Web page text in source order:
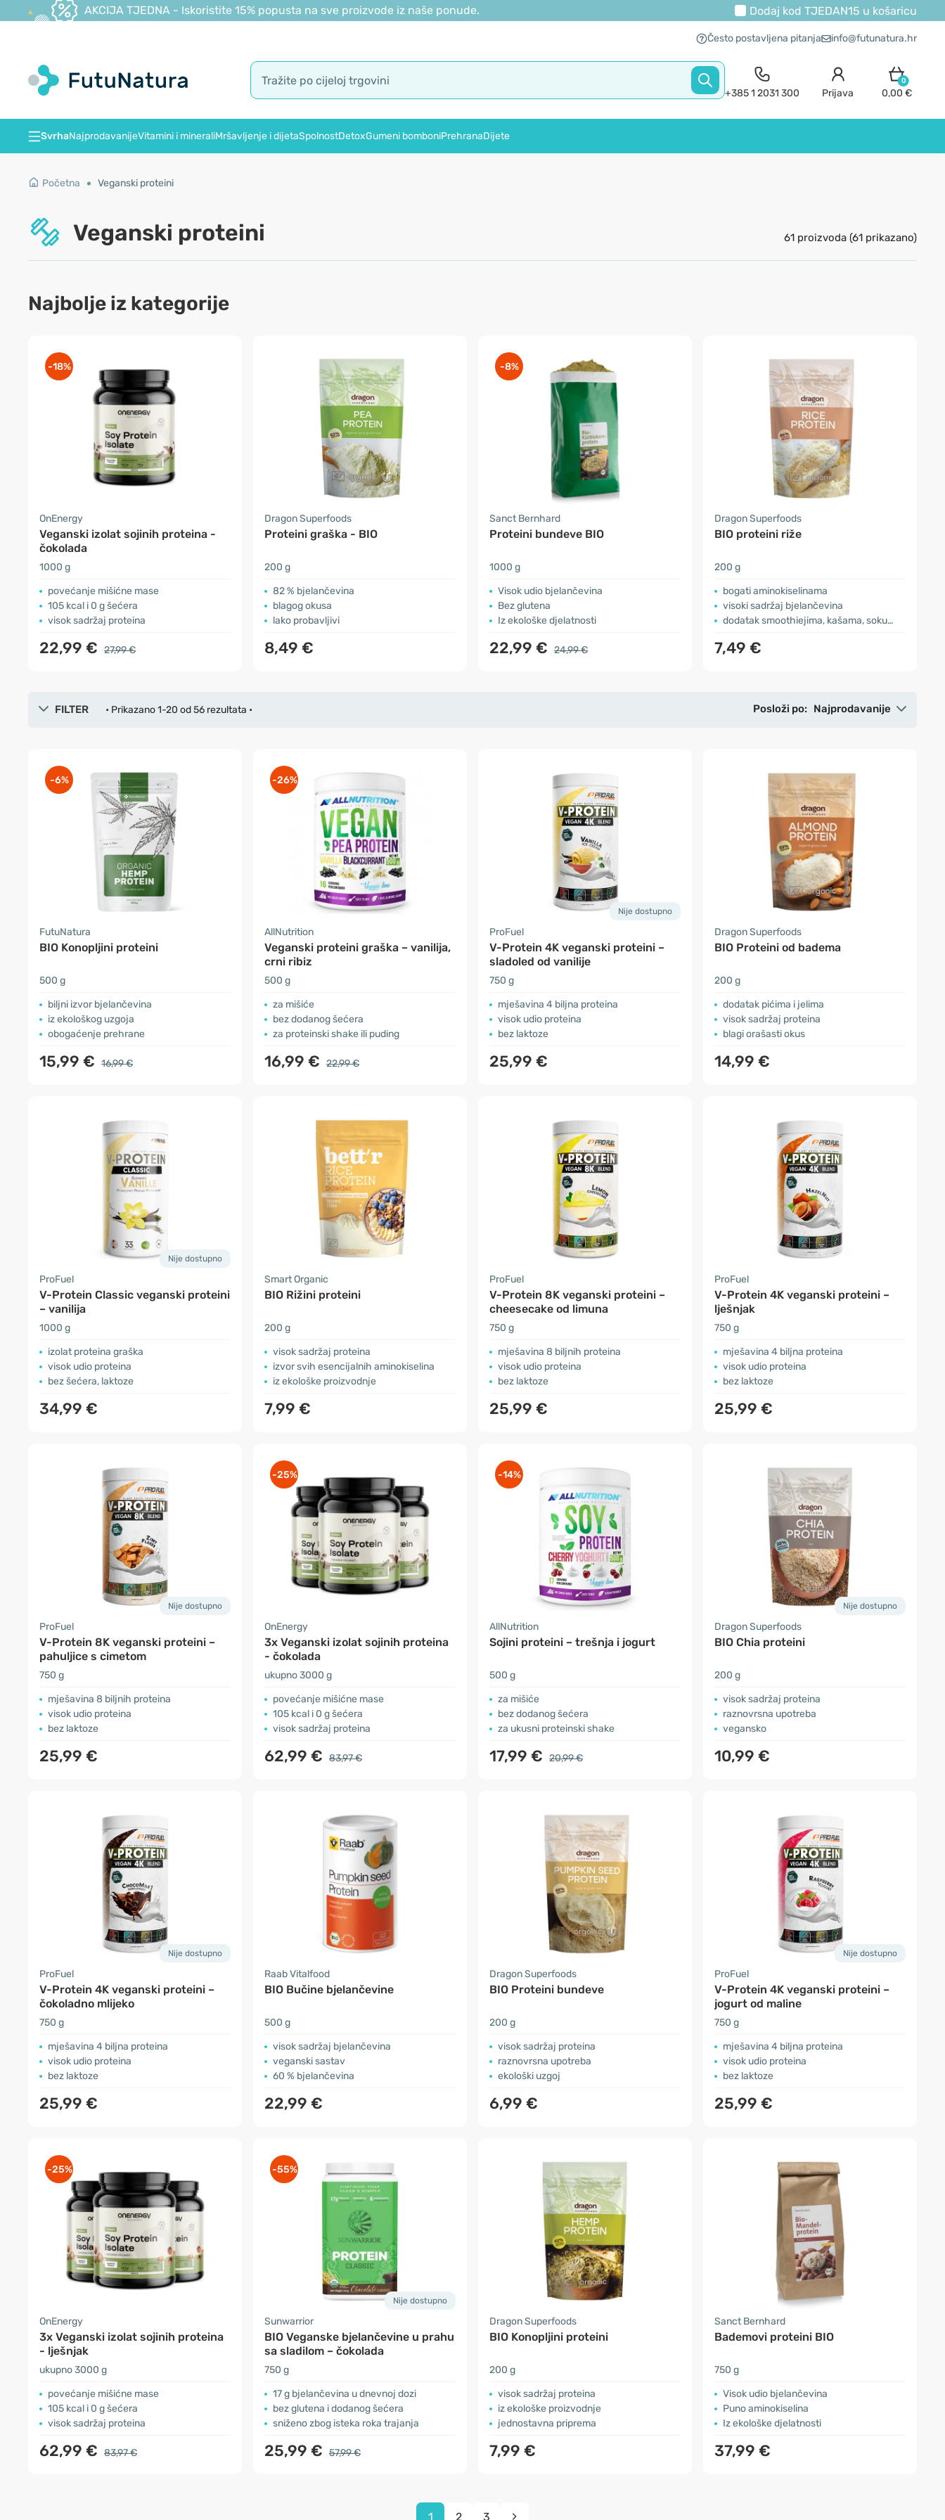
AKCIJA TJEDNA - Iskoristite 15% popusta na sve proizvode iz naše ponude. Dodaj kod TJEDAN15 u košaricu
Često postavljena pitanja info@futunatura.hr
+385 1 2031 300 Prijava
0
0,00 €
SvrhaNajprodavanijeVitamini i mineraliMršavljenje i dijetaSpolnostDetoxGumeni bomboniPrehranaDijete
Početna Veganski proteini
Veganski proteini 61 proizvoda (61 prikazano)
Najbolje iz kategorije
-18%
OnEnergy
Veganski izolat sojinih proteina -
čokolada
1000 g
povećanje mišićne mase
105 kcal i 0 g šećera
visok sadržaj proteina
22,99 € 27,99 €
Dragon Superfoods
Proteini graška - BIO
200 g
82 % bjelančevina
blagog okusa
lako probavljivi
8,49 €
-8%
Sanct Bernhard
Proteini bundeve BIO
1000 g
Visok udio bjelančevina
Bez glutena
Iz ekološke djelatnosti
22,99 € 24,99 €
Dragon Superfoods
BIO proteini riže
200 g
bogati aminokiselinama
visoki sadržaj bjelančevina
dodatak smoothiejima, kašama, soku…
7,49 €
FILTER • Prikazano 1-20 od 56 rezultata • Posloži po: Najprodavanije
-6%
FutuNatura
BIO Konopljini proteini
500 g
biljni izvor bjelančevina
iz ekološkog uzgoja
obogaćenje prehrane
15,99 € 16,99 €
-26%
AllNutrition
Veganski proteini graška – vanilija,
crni ribiz
500 g
za mišiće
bez dodanog šećera
za proteinski shake ili puding
16,99 € 22,99 €
Nije dostupno
ProFuel
V-Protein 4K veganski proteini –
sladoled od vanilije
750 g
mješavina 4 biljna proteina
visok udio proteina
bez laktoze
25,99 €
Dragon Superfoods
BIO Proteini od badema
200 g
dodatak pićima i jelima
visok sadržaj proteina
blagi orašasti okus
14,99 €
Nije dostupno
ProFuel
V-Protein Classic veganski proteini
– vanilija
1000 g
izolat proteina graška
visok udio proteina
bez šećera, laktoze
34,99 €
Smart Organic
BIO Rižini proteini
200 g
visok sadržaj proteina
izvor svih esencijalnih aminokiselina
iz ekološke proizvodnje
7,99 €
ProFuel
V-Protein 8K veganski proteini –
cheesecake od limuna
750 g
mješavina 8 biljnih proteina
visok udio proteina
bez laktoze
25,99 €
ProFuel
V-Protein 4K veganski proteini –
lješnjak
750 g
mješavina 4 biljna proteina
visok udio proteina
bez laktoze
25,99 €
Nije dostupno
ProFuel
V-Protein 8K veganski proteini –
pahuljice s cimetom
750 g
mješavina 8 biljnih proteina
visok udio proteina
bez laktoze
25,99 €
-25%
OnEnergy
3x Veganski izolat sojinih proteina
- čokolada
ukupno 3000 g
povećanje mišićne mase
105 kcal i 0 g šećera
visok sadržaj proteina
62,99 € 83,97 €
-14%
AllNutrition
Sojini proteini – trešnja i jogurt
500 g
za mišiće
bez dodanog šećera
za ukusni proteinski shake
17,99 € 20,99 €
Nije dostupno
Dragon Superfoods
BIO Chia proteini
200 g
visok sadržaj proteina
raznovrsna upotreba
vegansko
10,99 €
Nije dostupno
ProFuel
V-Protein 4K veganski proteini –
čokoladno mlijeko
750 g
mješavina 4 biljna proteina
visok udio proteina
bez laktoze
25,99 €
Raab Vitalfood
BIO Bučine bjelančevine
500 g
visok sadržaj bjelančevina
veganski sastav
60 % bjelančevina
22,99 €
Dragon Superfoods
BIO Proteini bundeve
200 g
visok sadržaj proteina
raznovrsna upotreba
ekološki uzgoj
6,99 €
Nije dostupno
ProFuel
V-Protein 4K veganski proteini –
jogurt od maline
750 g
mješavina 4 biljna proteina
visok udio proteina
bez laktoze
25,99 €
-25%
OnEnergy
3x Veganski izolat sojinih proteina
- lješnjak
ukupno 3000 g
povećanje mišićne mase
105 kcal i 0 g šećera
visok sadržaj proteina
62,99 € 83,97 €
-55%
Nije dostupno
Sunwarrior
BIO Veganske bjelančevine u prahu
sa sladilom – čokolada
750 g
17 g bjelančevina u dnevnoj dozi
bez glutena i dodanog šećera
sniženo zbog isteka roka trajanja
25,99 € 57,99 €
Dragon Superfoods
BIO Konopljini proteini
200 g
visok sadržaj proteina
iz ekološke proizvodnje
jednostavna priprema
7,99 €
Sanct Bernhard
Bademovi proteini BIO
750 g
Visok udio bjelančevina
Puno aminokiselina
Iz ekološke djelatnosti
37,99 €
1 2 3